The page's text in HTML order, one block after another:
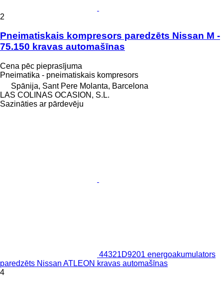
2
Pneimatiskais kompresors paredzēts Nissan M -
75.150 kravas automašīnas
Cena pēc pieprasījuma
Pneimatika - pneimatiskais kompresors
Spānija, Sant Pere Molanta, Barcelona
LAS COLINAS OCASION, S.L.
Sazināties ar pārdevēju
44321D9201 energoakumulators
paredzēts Nissan ATLEON kravas automašīnas
4